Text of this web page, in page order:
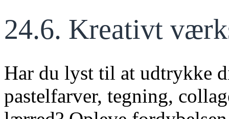
24.6. Kreativt
Har du lyst til at udtrykke
pastelfarver, tegning,